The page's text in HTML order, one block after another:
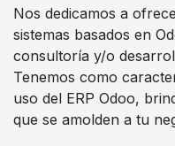
Nos dedicamos a
sistemas basados en
consultoría y/o
Tenemos como
uso del ERP Odoo,
que se amolden a tu